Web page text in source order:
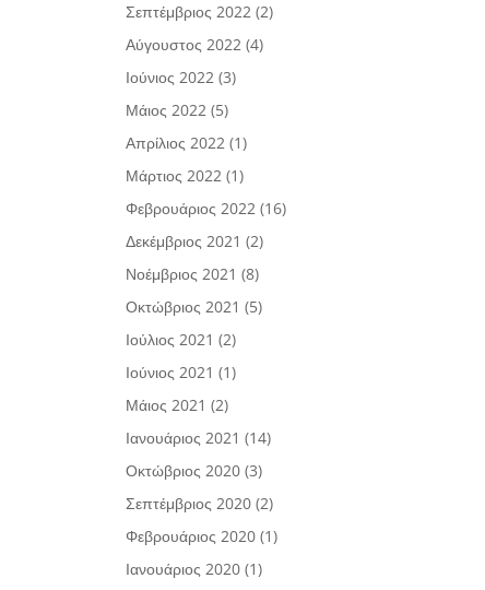
Σεπτέμβριος 2022 (2)
Αύγουστος 2022 (4)
Ιούνιος 2022 (3)
Μάιος 2022 (5)
Απρίλιος 2022 (1)
Μάρτιος 2022 (1)
Φεβρουάριος 2022 (16)
Δεκέμβριος 2021 (2)
Νοέμβριος 2021 (8)
Οκτώβριος 2021 (5)
Ιούλιος 2021 (2)
Ιούνιος 2021 (1)
Μάιος 2021 (2)
Ιανουάριος 2021 (14)
Οκτώβριος 2020 (3)
Σεπτέμβριος 2020 (2)
Φεβρουάριος 2020 (1)
Ιανουάριος 2020 (1)